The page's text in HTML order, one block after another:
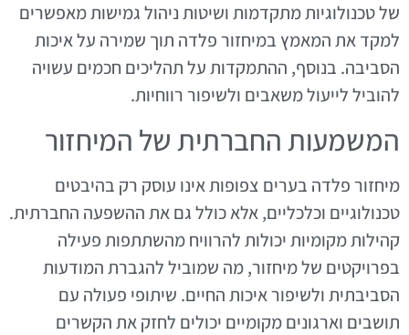
של טכנולוגיות מתקדמות ושיטות ניהול גמישות מאפשרים
למקד את המאמץ במיחזור פלדה תוך שמירה על איכות
הסביבה. בנוסף, ההתמקדות על תהליכים חכמים עשויה
להוביל לייעול משאבים ולשיפור רווחיות.
המשמעות החברתית של המיחזור
מיחזור פלדה בערים צפופות אינו עוסק רק בהיבטים
טכנולוגיים וכלכליים, אלא כולל גם את ההשפעה החברתית.
קהילות מקומיות יכולות להרוויח מהשתתפות פעילה
בפרויקטים של מיחזור, מה שמוביל להגברת המודעות
הסביבתית ולשיפור איכות החיים. שיתופי פעולה עם
תושבים וארגונים מקומיים יכולים לחזק את הקשרים